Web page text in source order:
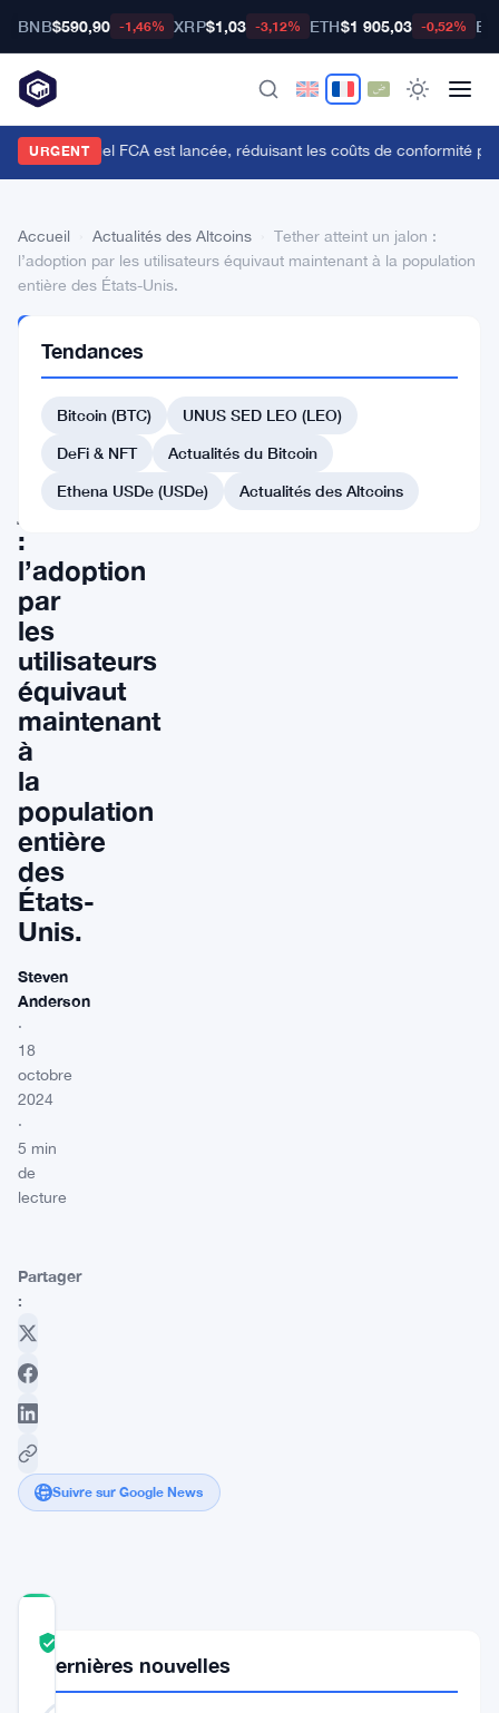
BNB$590,90 -1,46% XRP$1,03 -3,12% ETH$1 905,03 -0,52%
URGENT
du Manuel FCA est lancée, réduisant les coûts de conformité
Accueil Actualités des Altcoins
Tether atteint un jalon :
l’adoption par les utilisateurs équivaut maintenant à la population
entière des États-Unis.
DES
ALTCOINS
Tether
atteint
:
l’adoption
par
les
utilisateurs
équivaut
maintenant
à
la
population
entière
des
États-
Unis.
Steven
Anderson
·
18
octobre
2024
·
5 min
de
lecture
Partager
:
Suivre sur Google News
SCORE
Tendances
Bitcoin (BTC)
UNUS SED LEO (LEO)
DeFi & NFT
Actualités du Bitcoin
Ethena USDe (USDe)
Actualités des Altcoins
Dernières nouvelles